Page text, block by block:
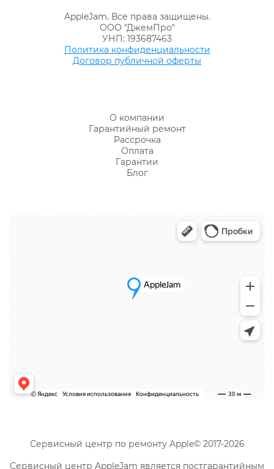
AppleJam. Все права защищены.
ООО "ДжемПро"
УНП: 193687463
Политика конфиденциальности
Договор публичной оферты
О компании
Гарантийный ремонт
Рассрочка
Оплата
Гарантии
Блог
Сервисный центр по ремонту Apple© 2017-2026
Сервисный центр AppleJam является постгарантийным